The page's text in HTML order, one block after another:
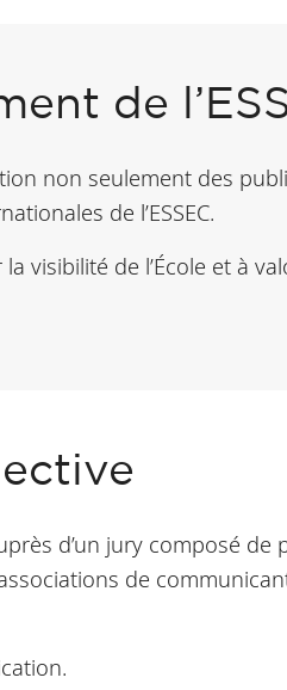
de
non seulement des
de l’ESSEC.
visibilité de l’École et à
d’un jury composé de
de